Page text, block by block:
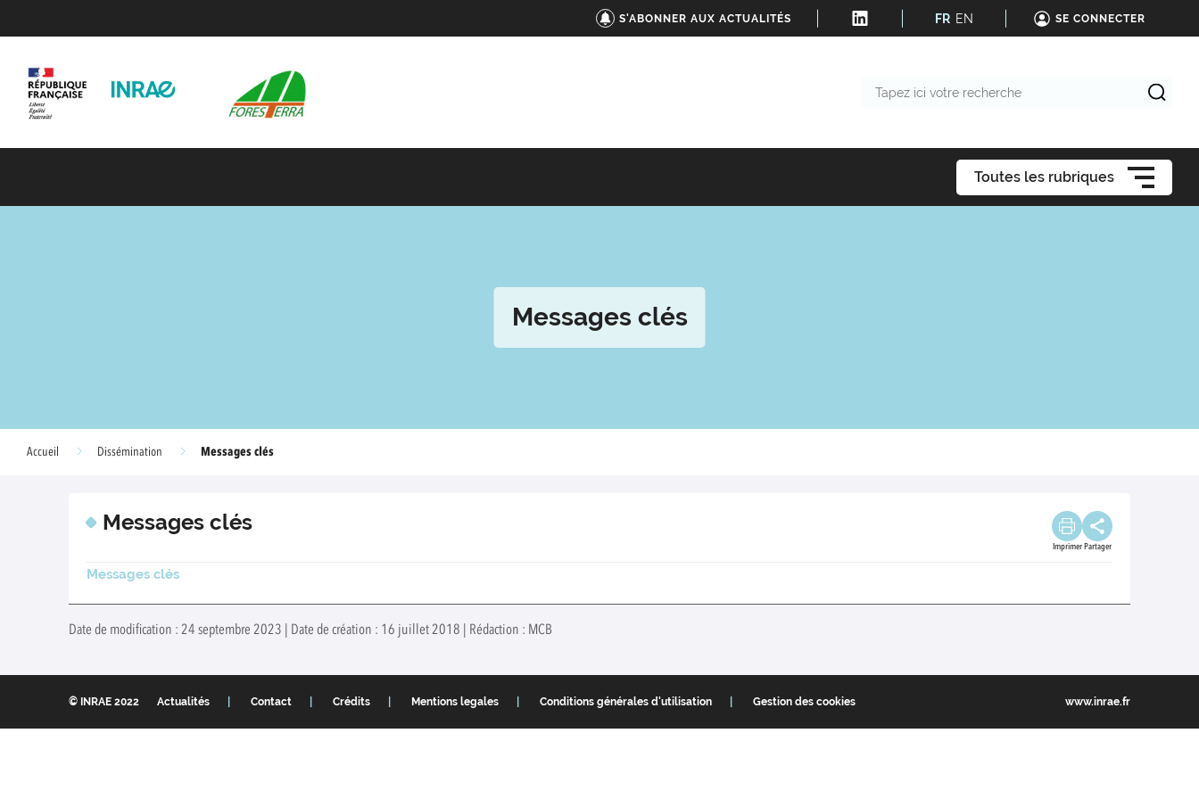
S'ABONNER AUX ACTUALITÉS FR EN SE CONNECTER
Toutes les rubriques
Messages clés
Accueil Dissémination Messages clés
Messages clés
Imprimer Partager
Messages clés
Date de modification : 24 septembre 2023 | Date de création : 16 juillet 2018 | Rédaction : MCB
© INRAE 2022 Actualités Contact Crédits Mentions legales Conditions générales d'utilisation Gestion des cookies www.inrae.fr